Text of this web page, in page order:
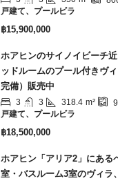
戸建て、プールビラ
฿15,900,000
ホアヒンのサイノイビーチ
ッドルームのプール付きヴ
完備）販売中
3 3 318.4 m²
戸建て、プールビラ
฿18,500,000
ホアヒン「アリア2」にある
室・バスルーム3室のヴィラ